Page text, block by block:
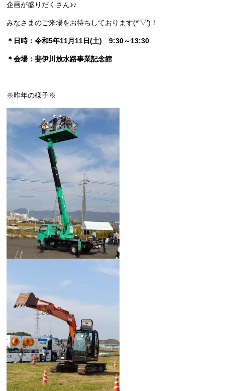
企画が盛りだくさん♪♪
みなさまのご来場をお待ちしております(*’▽’)！
＊日時：令和5年11月11日(土) 9:30～13:30
＊会場：斐伊川放水路事業記念館
※昨年の様子※